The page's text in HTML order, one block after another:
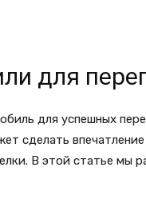
для
для успешных
сделать
В этой статье мы